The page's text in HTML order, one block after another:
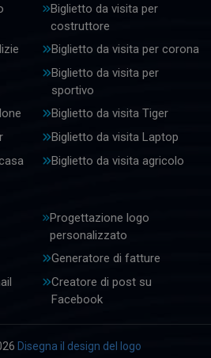
Biglietto da visita per
costruttore
Biglietto da visita per corona
Biglietto da visita per
sportivo
Biglietto da visita Tiger
Biglietto da visita Laptop
Biglietto da visita agricolo
Progettazione logo
personalizzato
Generatore di fatture
Creatore di post su
Facebook
Disegna il design del logo